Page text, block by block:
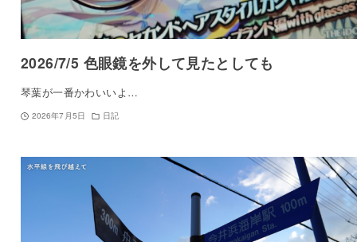
2026/7/5 色眼鏡を外して見たとしても
琴葉が一番かわいいよ…
2026年7月5日 日記